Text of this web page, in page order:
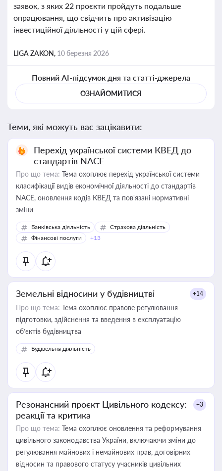
заявок, з яких 22 проєкти пройдуть подальше
опрацювання, що свідчить про активізацію
інвестиційної діяльності у цій сфері.
LIGA ZAKON, 10 березня 2026
Повний AI-підсумок дня та статті-джерела
ОЗНАЙОМИТИСЯ
Теми, які можуть вас зацікавити:
Перехід української системи КВЕД до
стандартів NACE
Про що тема: Тема охоплює перехід української системи
класифікації видів економічної діяльності до стандартів
NACE, оновлення кодів КВЕД та пов'язані нормативні
зміни
Банківська діяльність
Страхова діяльність
Фінансові послуги
+13
Земельні відносини у будівництві +14
Про що тема: Тема охоплює правове регулювання
підготовки, здійснення та введення в експлуатацію
об’єктів будівництва
Будівельна діяльність
Резонансний проєкт Цивільного кодексу:
реакції та критика
+3
Про що тема: Тема охоплює оновлення та реформування
цивільного законодавства України, включаючи зміни до
регулювання майнових і немайнових прав, договірних
відносин та правового статусу учасників цивільних